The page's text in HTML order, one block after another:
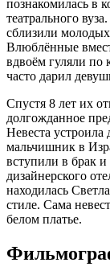
познакомилась в
театрального
сблизили молодых
Влюблённые
вдвоём гуляли по
часто дарил
Спустя 8 лет их
долгожданное
Невеста
мальчишник в
вступили в брак и
дизайнерского
находилась
стиле. Сама
белом платье.